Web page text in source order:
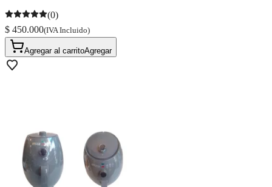
(0)
$ 450.000(IVA Incluido)
Agregar al carritoAgregar